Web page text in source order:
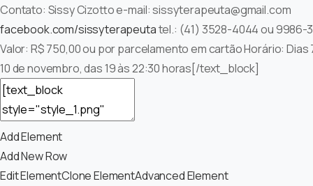
Contato: Sissy Cizotto e-mail: sissyterapeuta@gmail.com
facebook.com/sissyterapeutatel.: (41) 3528-4044 ou 9986-
Valor: R$ 750,00 ou por parcelamento em cartão Horário: Dias
10 de novembro, das 19 às 22:30 horas[/text_block]
Add Element
Add New Row
Edit ElementClone ElementAdvanced Element